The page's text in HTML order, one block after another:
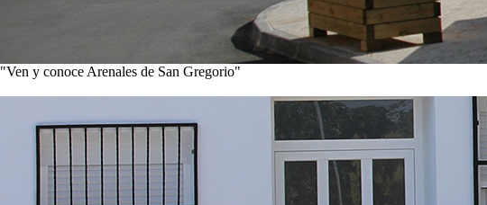
"Ven y conoce Arenales de San Gregorio"